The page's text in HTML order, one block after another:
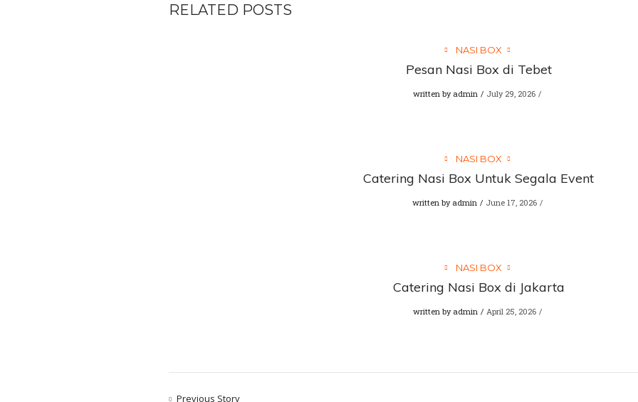
RELATED POSTS
NASI BOX
Pesan Nasi Box di Tebet
written by admin July 29, 2026
NASI BOX
Catering Nasi Box Untuk Segala Event
written by admin June 17, 2026
NASI BOX
Catering Nasi Box di Jakarta
written by admin April 25, 2026
Previous Story